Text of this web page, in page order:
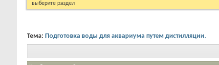
выберите раздел
Тема: Подготовка воды для аквариума путем дистилляции.